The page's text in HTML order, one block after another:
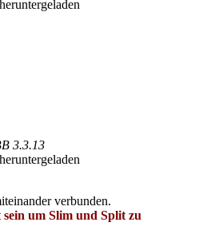
3.3.13
verbunden.
um Slim und Split zu